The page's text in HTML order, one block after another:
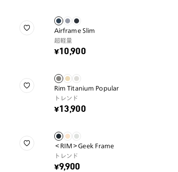
Airframe Slim
超軽量
¥10,900
Rim Titanium Popular
トレンド
¥13,900
＜RIM＞Geek Frame
トレンド
¥9,900